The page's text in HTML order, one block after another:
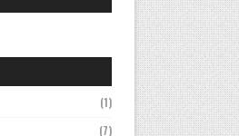
(1)
(7)